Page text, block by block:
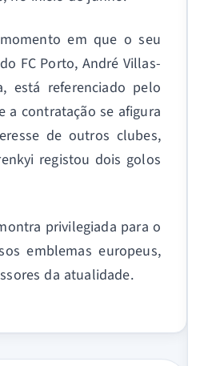
em que o seu
FC Porto, André Villas-
está referenciado pelo
a contratação se afigura
de outros clubes,
registou dois golos
privilegiada para o
emblemas europeus,
da atualidade.